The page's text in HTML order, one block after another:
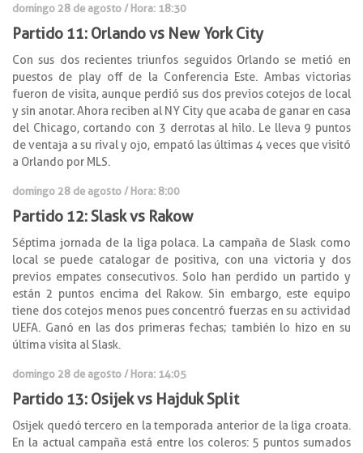
domingo 28 de agosto / Hora: 18:30
Partido 11: Orlando vs New York City
Con sus dos recientes triunfos seguidos Orlando se metió en
puestos de play off de la Conferencia Este. Ambas victorias
fueron de visita, aunque perdió sus dos previos cotejos de local
y sin anotar. Ahora reciben al NY City que acaba de ganar en casa
del Chicago, cortando con 3 derrotas al hilo. Le lleva 9 puntos
de ventaja a su rival y ojo, empató las últimas 4 veces que visitó
a Orlando por MLS.
domingo 28 de agosto / Hora: 8:00
Partido 12: Slask vs Rakow
Séptima jornada de la liga polaca. La campaña de Slask como
local se puede catalogar de positiva, con una victoria y dos
previos empates consecutivos. Solo han perdido un partido y
están 2 puntos encima del Rakow. Sin embargo, este equipo
tiene dos cotejos menos pues concentró fuerzas en su actividad
UEFA. Ganó en las dos primeras fechas; también lo hizo en su
última visita al Slask.
domingo 28 de agosto / Hora: 14:05
Partido 13: Osijek vs Hajduk Split
Osijek quedó tercero en la temporada anterior de la liga croata.
En la actual campaña está entre los coleros: 5 puntos sumados